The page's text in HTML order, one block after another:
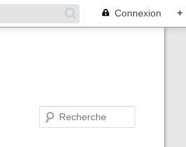
Connexion +